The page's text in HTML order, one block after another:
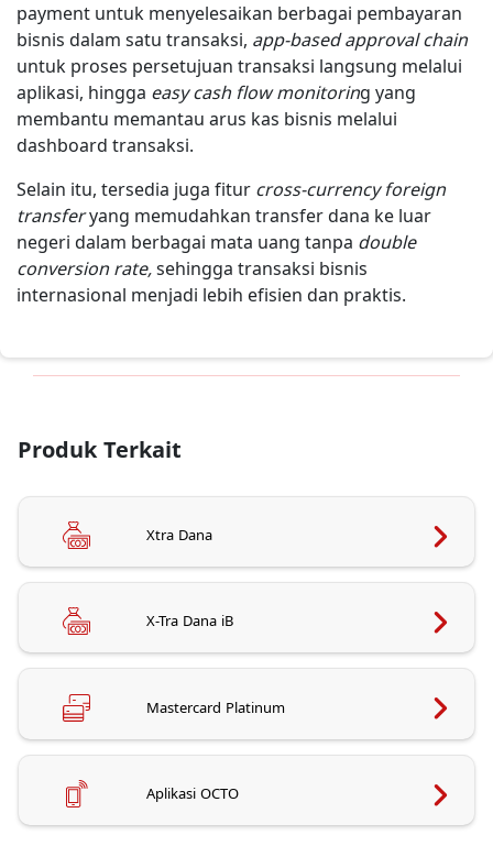
payment untuk menyelesaikan berbagai pembayaran
bisnis dalam satu transaksi, app-based approval chain
untuk proses persetujuan transaksi langsung melalui
aplikasi, hingga easy cash flow monitoring yang
membantu memantau arus kas bisnis melalui
dashboard transaksi.
Selain itu, tersedia juga fitur cross-currency foreign
transferyang memudahkan transfer dana ke luar
negeri dalam berbagai mata uang tanpa double
conversion rate,sehingga transaksi bisnis
internasional menjadi lebih efisien dan praktis.
Produk Terkait
Xtra Dana
X-Tra Dana iB
Mastercard Platinum
Aplikasi OCTO